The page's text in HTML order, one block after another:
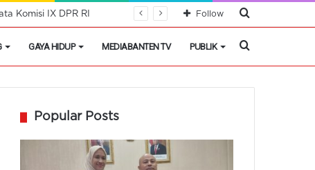
Komisi IX DPR RI Cari
Follow
GAYA HIDUP MEDIABANTEN TV PUBLIK Cari
Popular Posts